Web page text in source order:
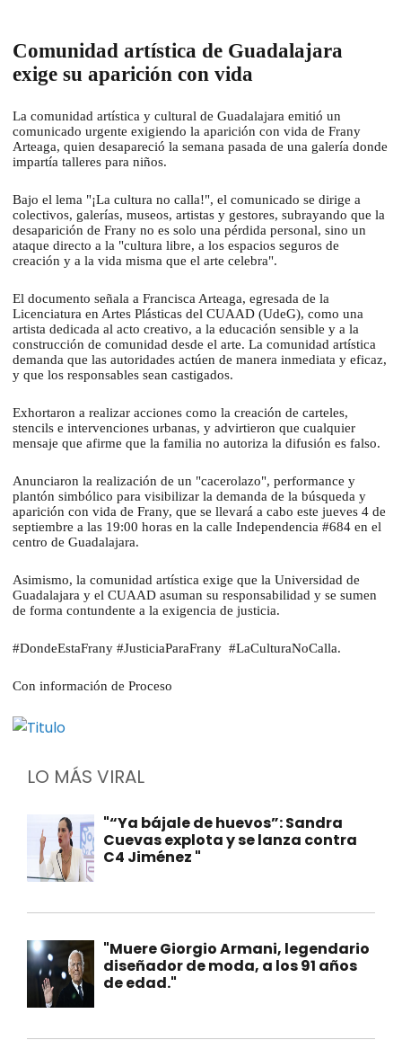
Comunidad artística de Guadalajara
exige su aparición con vida
La comunidad artística y cultural de Guadalajara emitió un
comunicado urgente exigiendo la aparición con vida de Frany
Arteaga, quien desapareció la semana pasada de una galería donde
impartía talleres para niños.
Bajo el lema "¡La cultura no calla!", el comunicado se dirige a
colectivos, galerías, museos, artistas y gestores, subrayando que la
desaparición de Frany no es solo una pérdida personal, sino un
ataque directo a la "cultura libre, a los espacios seguros de
creación y a la vida misma que el arte celebra".
El documento señala a Francisca Arteaga, egresada de la
Licenciatura en Artes Plásticas del CUAAD (UdeG), como una
artista dedicada al acto creativo, a la educación sensible y a la
construcción de comunidad desde el arte. La comunidad artística
demanda que las autoridades actúen de manera inmediata y eficaz,
y que los responsables sean castigados.
Exhortaron a realizar acciones como la creación de carteles,
stencils e intervenciones urbanas, y advirtieron que cualquier
mensaje que afirme que la familia no autoriza la difusión es falso.
Anunciaron la realización de un "cacerolazo", performance y
plantón simbólico para visibilizar la demanda de la búsqueda y
aparición con vida de Frany, que se llevará a cabo este jueves 4 de
septiembre a las 19:00 horas en la calle Independencia #684 en el
centro de Guadalajara.
Asimismo, la comunidad artística exige que la Universidad de
Guadalajara y el CUAAD asuman su responsabilidad y se sumen
de forma contundente a la exigencia de justicia.
#DondeEstaFrany #JusticiaParaFrany #LaCulturaNoCalla.
Con información de Proceso
LO MÁS VIRAL
"“Ya bájale de huevos”: Sandra
Cuevas explota y se lanza contra
C4 Jiménez "
"Muere Giorgio Armani, legendario
diseñador de moda, a los 91 años
de edad."